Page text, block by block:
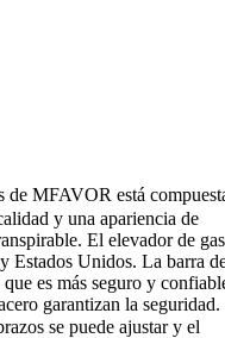
MFAVOR está
y una apariencia de
El elevador de gas
Estados Unidos. La barra
es más seguro y
garantizan la seguridad.
se puede ajustar y el